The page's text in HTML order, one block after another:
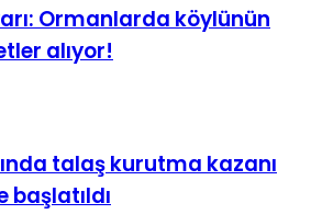
Ormanlarda köylünün
alıyor!
talaş kurutma kazanı
başlatıldı